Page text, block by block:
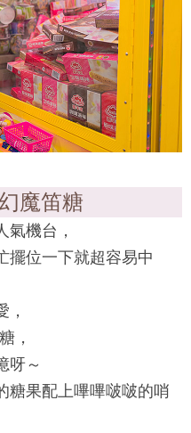
魔笛糖
氣機台，
擺位一下就超容易中
，
呀～
糖果配上嗶嗶啵啵的哨